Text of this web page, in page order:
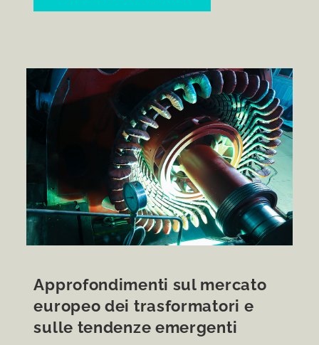
Approfondimenti sul mercato
europeo dei trasformatori e
sulle tendenze emergenti